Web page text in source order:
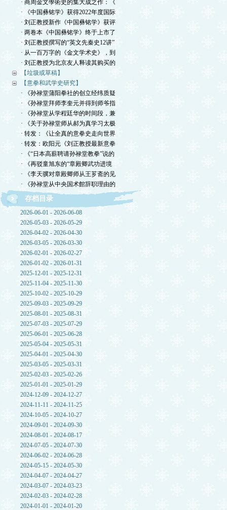
· 商周金文學術史的集大成之作：《
· 《中国彝铭学》获得2022年度国际
· 刘正教授新作《中国彝铭学》获评
· 两卷本《中国彝铭学》终于上市了
· 刘正教授撰写的“英文先秦史12讲”
· 从一百万字的《金文学术史》，到
· 刘正教授为北京友人释读其购买的
【垃圾或草稿】
【意拳和武学史研究】
· 《孙禄堂蒲阳拳社的创立经纬质疑
· 《孙禄堂拜师李奎元并得到师爷指
· 《孙禄堂从学程廷华的时间段，兼
· 《关于孙禄堂师从郝为真学习太极
· 转发：《让全真的意拳史走向世界
· 转发：欧阳元《刘正教授最新意拳
· 《“日本高薪聘请孙禄堂教拳”说的
· 《再驳童旭东的“章殿卿武功进境
· 《李天骥对章殿卿师从王芗斋的见
· 《孙禄堂从中央国术館辞职理由的
存档目录
2026-06-01 - 2026-06-08
2026-05-03 - 2026-05-29
2026-04-02 - 2026-04-30
2026-03-05 - 2026-03-30
2026-02-01 - 2026-02-27
2026-01-02 - 2026-01-31
2025-12-01 - 2025-12-31
2025-11-04 - 2025-11-30
2025-10-02 - 2025-10-29
2025-09-03 - 2025-09-29
2025-08-01 - 2025-08-31
2025-07-03 - 2025-07-29
2025-06-01 - 2025-06-28
2025-05-04 - 2025-05-31
2025-04-01 - 2025-04-30
2025-03-05 - 2025-03-31
2025-02-03 - 2025-02-26
2025-01-01 - 2025-01-29
2024-12-09 - 2024-12-27
2024-11-11 - 2024-11-25
2024-10-05 - 2024-10-27
2024-09-01 - 2024-09-30
2024-08-01 - 2024-08-17
2024-07-05 - 2024-07-30
2024-06-02 - 2024-06-28
2024-05-15 - 2024-05-30
2024-04-07 - 2024-04-27
2024-03-07 - 2024-03-23
2024-02-03 - 2024-02-28
2024-01-01 - 2024-01-20